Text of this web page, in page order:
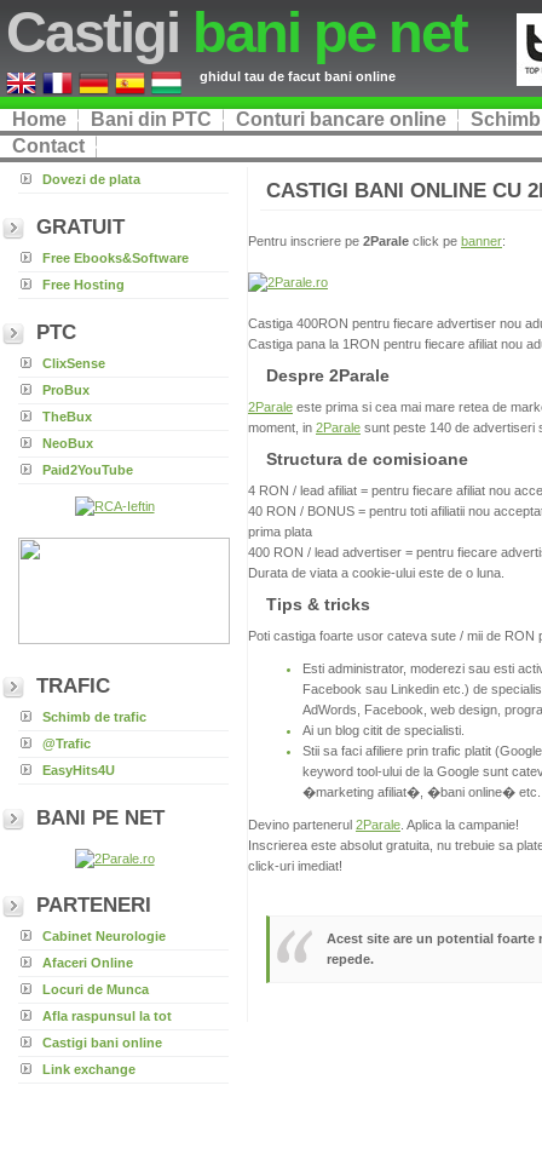
Castigi bani pe net
ghidul tau de facut bani online
Home Bani din PTC Conturi bancare online
Contact
Dovezi de plata
GRATUIT
Free Ebooks&Software
Free Hosting
PTC
ClixSense
ProBux
TheBux
NeoBux
Paid2YouTube
TRAFIC
Schimb de trafic
@Trafic
EasyHits4U
BANI PE NET
PARTENERI
Cabinet Neurologie
Afaceri Online
Locuri de Munca
Afla raspunsul la tot
Castigi bani online
Link exchange
CASTIGI BANI ONLINE CU
Pentru inscriere pe 2Parale click pe banner:
Castiga 400RON pentru fiecare advertiser nou
Castiga pana la 1RON pentru fiecare afiliat nou
Despre 2Parale
2Parale este prima si cea mai mare retea de
moment, in 2Parale sunt peste 140 de advertiseri
Structura de comisioane
4 RON / lead afiliat = pentru fiecare afiliat nou
40 RON / BONUS = pentru toti afiliatii nou
prima plata
400 RON / lead advertiser = pentru fiecare
Durata de viata a cookie-ului este de o luna.
Tips & tricks
Poti castiga foarte usor cateva sute / mii de RON
Esti administrator, moderezi sau esti
Facebook sau Linkedin etc.) de
AdWords, Facebook, web design,
Ai un blog citit de specialisti.
Stii sa faci afiliere prin trafic platit
keyword tool-ului de la Google sunt
�marketing afiliat�, �bani online� etc.
Devino partenerul 2Parale . Aplica la campanie!
Inscrierea este absolut gratuita, nu trebuie sa
click-uri imediat!
Acest site are un potential foarte
repede.